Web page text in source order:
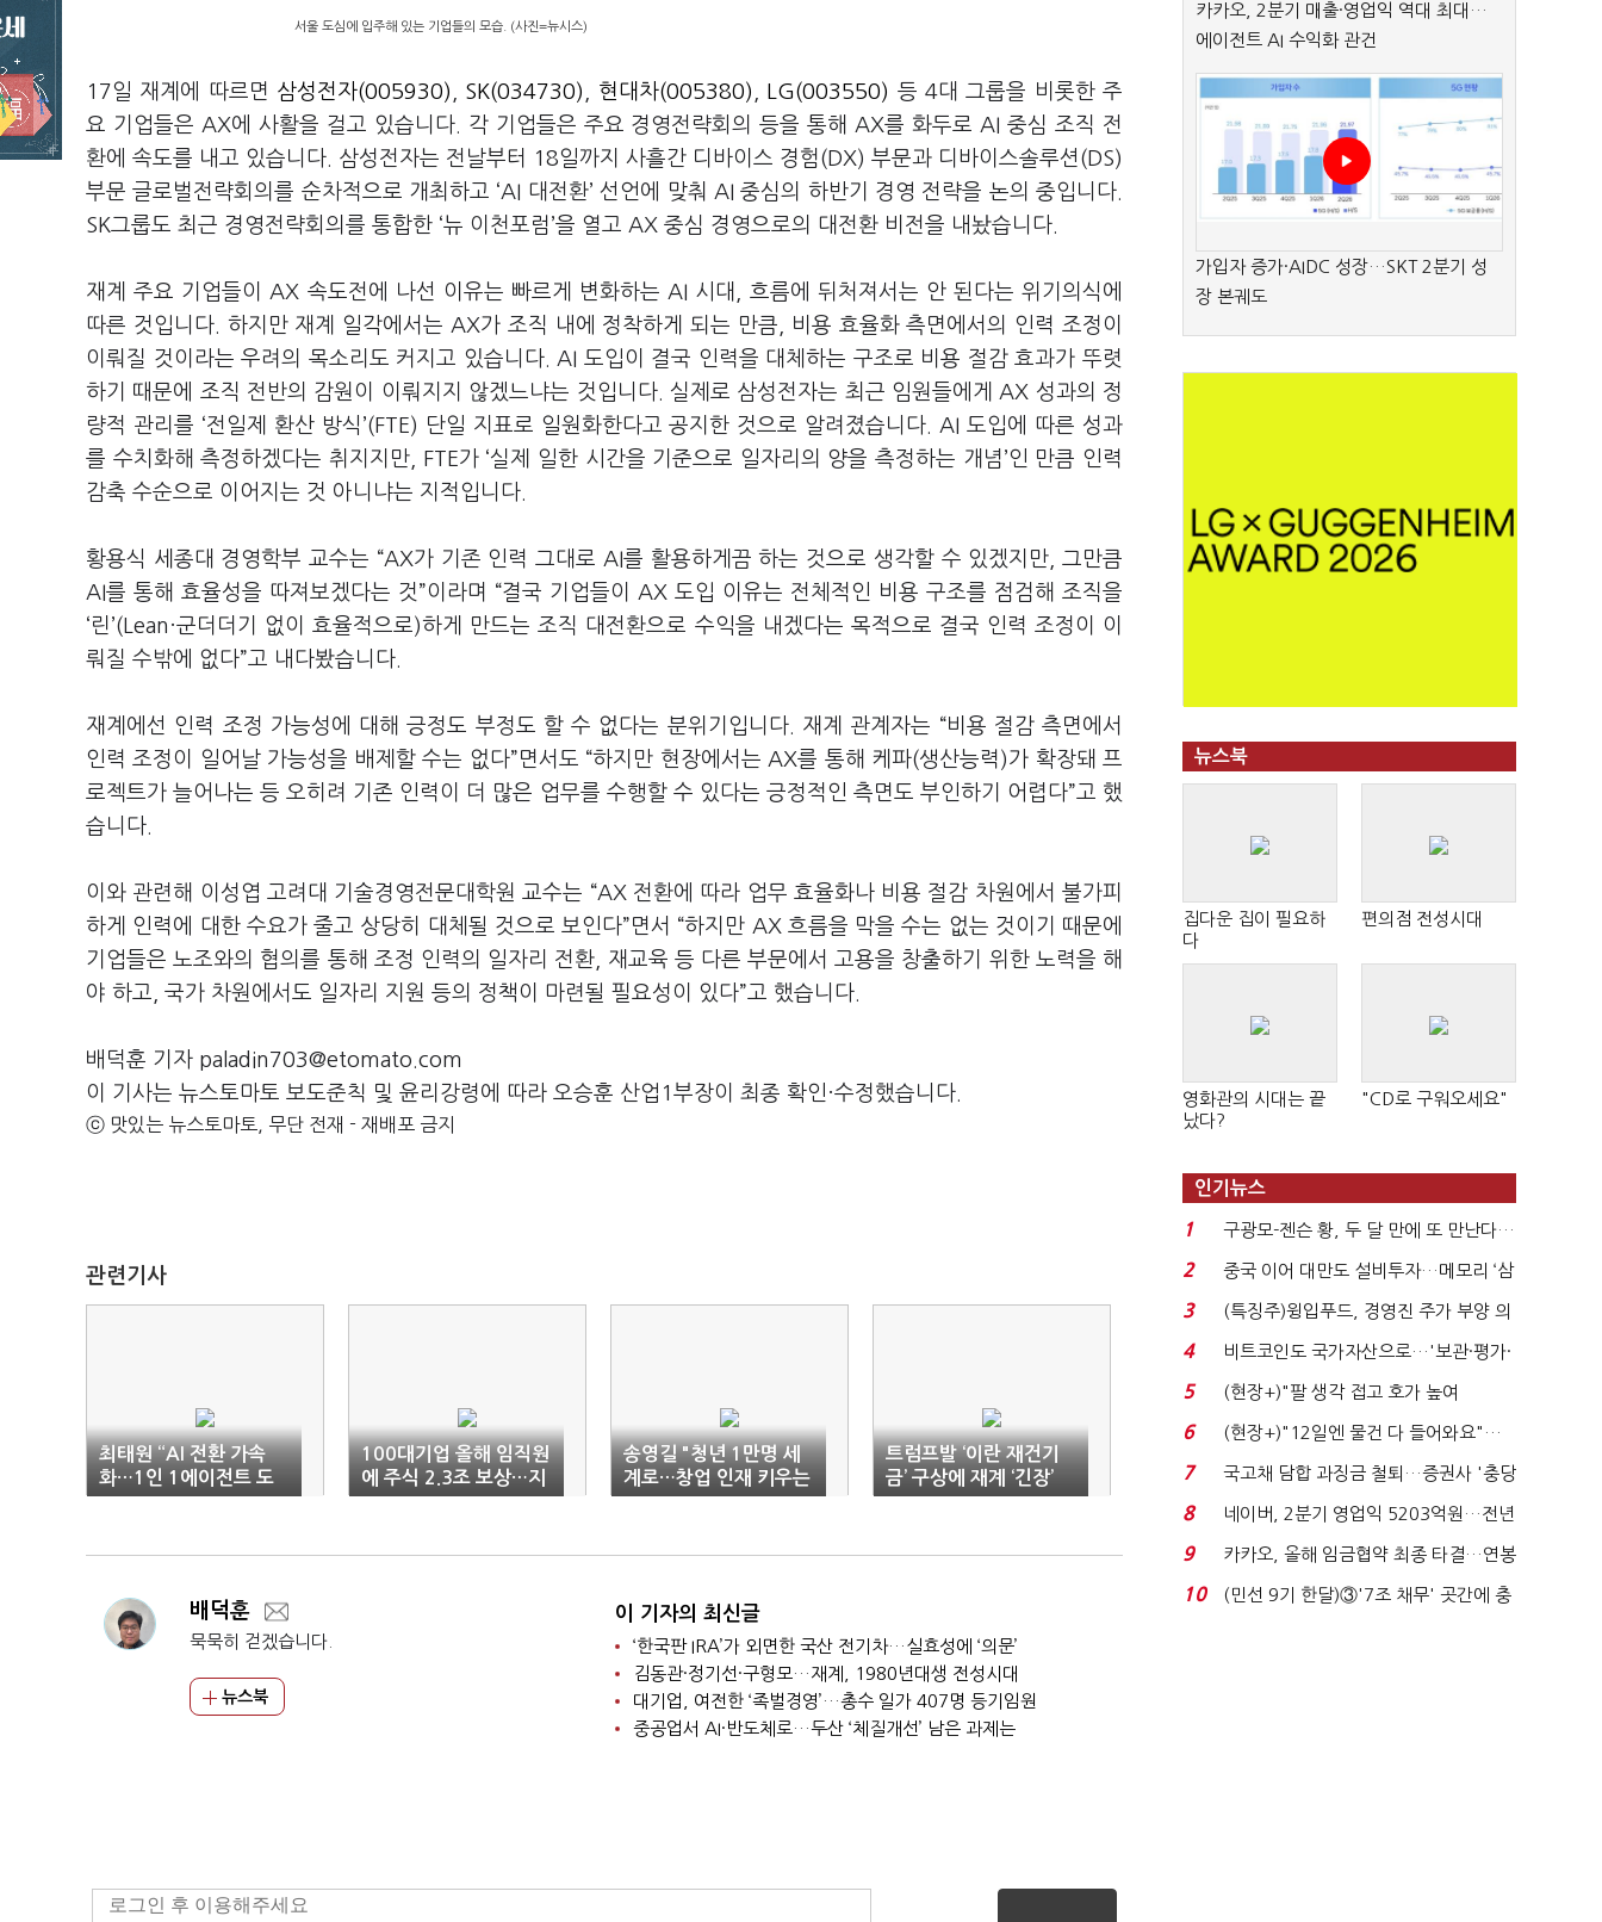
서울 도심에 입주해 있는 기업들의 모습. (사진=뉴시스)
17일 재계에 따르면 삼성전자(005930) SK(034730) 현대차(005380) LG(003550) 등 4대 그룹을 비롯한 주
요 기업들은 AX에 사활을 걸고 있습니다. 각 기업들은 주요 경영전략회의 등을 통해 AX를 화두로 AI중심 조직 전
환에 속도를 내고 있습니다
삼성전자는 전날부터 18일까지 사흘간 디바이스 경험(DX) 부문과 디바이스솔루션 (DS)
부문 글로벌전략회의를 순차적으로 개최하고 ‘AI 대전환’선언에 맞춰 AI중심의 하반기 경영 전략을 논의 중입니다
SK그룹도 최근 경영전략회의를 통합한 ‘뉴 이천포럼’을 열고 AX 중심 경영으로의 대전환 비전을 내놨습니다
재계 주요 기업들이 AX 속도전에 나선 이유는 빠르게 변화하는 AI 시대
흐름에 뒤처져서는 안 된다는 위기의식에
따른 것입니다. 하지만 재계 일각에서는 AX가 조직 내에 정착하게 되는 만큼, 비용 효율화 측면에서의 인력 조정이
이뤄질 것이라는 우려의 목소리도 커지고 있습니다. AI 도입이 결국 인력을 대체하는 구조로 비용 절감 효과가 뚜렷
하기 때문에 조직 전반의 감원이 이뤄지지 않겠느냐는 것입니다. 실제로 삼성전자는 최근 임원들에게 AX 성과의 정
량적 관리를 ‘전일제 환산 방식 ’(FTE) 단일 지표로 일원화한다고 공지한 것으로 알려졌습니다 . AI도입에 따른 성과
를 수치화해 측정하겠다는 취지지만, FTE가 ‘실제 일한 시간을 기준으로 일자리의 양을 측정하는 개념’인 만큼 인력
감축 수순으로 이어지는 것 아니냐는 지적입니다
황용식 세종대 경영학부 교수는 “AX가 기존 인력 그대로 AI를 활용하게끔 하는 것으로 생각할 수 있겠지만 ,그만큼
AI를 통해 효율성을 따져보겠다는 것”이라며 “결국 기업들이 AX 도입 이유는 전체적인 비용 구조를 점검해 조직을
‘린’(Lean ·군더더기 없이 효율적으로)하게 만드는 조직 대전환으로 수익을 내겠다는 목적으로 결국 인력 조정이 이
뤄질 수밖에 없다”고 내다봤습니다
재계에선 인력 조정 가능성에 대해 긍정도 부정도 할 수 없다는 분위기입니다. 재계 관계자는 “비용 절감 측면에서
인력 조정이 일어날 가능성을 배제할 수는 없다”면서도 “하지만 현장에서는 AX를 통해 케파(생산능력 )가 확장돼 프
로젝트가 늘어나는 등 오히려 기존 인력이 더 많은 업무를 수행할 수 있다는 긍정적인 측면도 부인하기 어렵다”고 했
습니다
이와 관련해 이성엽 고려대 기술경영전문대학원 교수는 “AX 전환에 따라 업무 효율화나 비용 절감 차원에서 불가피
하게 인력에 대한 수요가 줄고 상당히 대체될 것으로 보인다”면서 “하지만 AX 흐름을 막을 수는 없는 것이기 때문에
기업들은 노조와의 협의를 통해 조정 인력의 일자리 전환
재교육 등 다른 부문에서 고용을 창출하기 위한 노력을 해
야 하고
국가 차원에서도 일자리 지원 등의 정책이 마련될 필요성이 있다”고 했습니다
배덕훈 기자 paladin703@etomato.com
이 기사는 뉴스토마토 보도준칙 및 윤리강령에 따라 오승훈 산업1부장이 최종 확인·수정했습니다.
ⓒ 맛있는 뉴스토마토, 무단 전재 - 재배포 금지
관련기사
최태원 “AI 전환 가속
화…1인 1에이전트 도
입”
100대기업 올해 임직원
에 주식 2.3조 보상…지
난해 3배
송영길 "청년 1만명 세
계로…창업 인재 키우는
'장보고 프로젝트' 제안"
트럼프발 ‘이란 재건기
금’ 구상에 재계 ‘긴장’
배덕훈
묵묵히 걷겠습니다.
뉴스북
이 기자의 최신글
‘한국판 IRA’가 외면한 국산 전기차…실효성에 ‘의문’
김동관·정기선·구형모…재계, 1980년대생 전성시대
대기업, 여전한 ‘족벌경영’…총수 일가 407명 등기임원
중공업서 AI·반도체로…두산 ‘체질개선’ 남은 과제는
카카오, 2분기 매출·영업익 역대 최대…
에이전트 AI 수익화 관건
가입자 증가·AIDC 성장…SKT 2분기 성
장 본궤도
뉴스북
집다운 집이 필요하
다
편의점 전성시대
영화관의 시대는 끝
났다?
"CD로 구워오세요"
인기뉴스
1
구광모-젠슨 황, 두 달 만에 또 만난다…
로봇·AI 등 논...
2
중국 이어 대만도 설비투자…메모리 ‘삼
국전쟁’
3
(특징주)윙입푸드, 경영진 주가 부양 의
지에 상한가...
4
비트코인도 국가자산으로…'보관·평가·
처분' 기준은 ...
5
(현장+)"팔 생각 접고 호가 높여
요"…'덜 똘똘한 한 채' 20...
6
(현장+)"12일엔 물건 다 들어와요"…
빈 매대 채우며 문 연 ...
7
국고채 담합 과징금 철퇴…증권사 '충당
금 폭탄' 우려...
8
네이버, 2분기 영업익 5203억원…전년
비 0.2% 감소...
9
카카오, 올해 임금협약 최종 타결…연봉
6.3% 인상·격려...
10
(민선 9기 한달)③'7조 채무' 곳간에 충